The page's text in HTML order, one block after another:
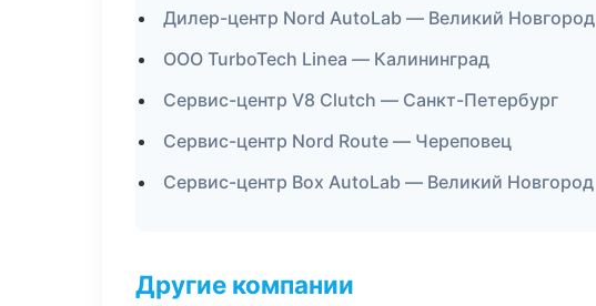
Дилер-центр Nord AutoLab — Великий Новгород
ООО TurboTech Linea — Калининград
Сервис-центр V8 Clutch — Санкт-Петербург
Сервис-центр Nord Route — Череповец
Сервис-центр Box AutoLab — Великий Новгород
Другие компании